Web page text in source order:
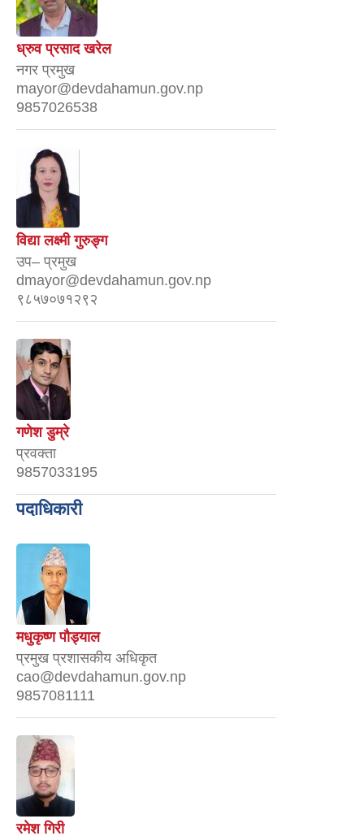
ध्रुव प्रसाद खरेल
नगर प्रमुख
mayor@devdahamun.gov.np
9857026538
विद्या लक्ष्मी गुरुङ्ग
उप– प्रमुख
dmayor@devdahamun.gov.np
९८५७०७१२९२
गणेश डुम्रे
प्रवक्ता
9857033195
पदाधिकारी
मधुकृष्ण पौड्याल
प्रमुख प्रशासकीय अधिकृत
cao@devdahamun.gov.np
9857081111
रमेश गिरी